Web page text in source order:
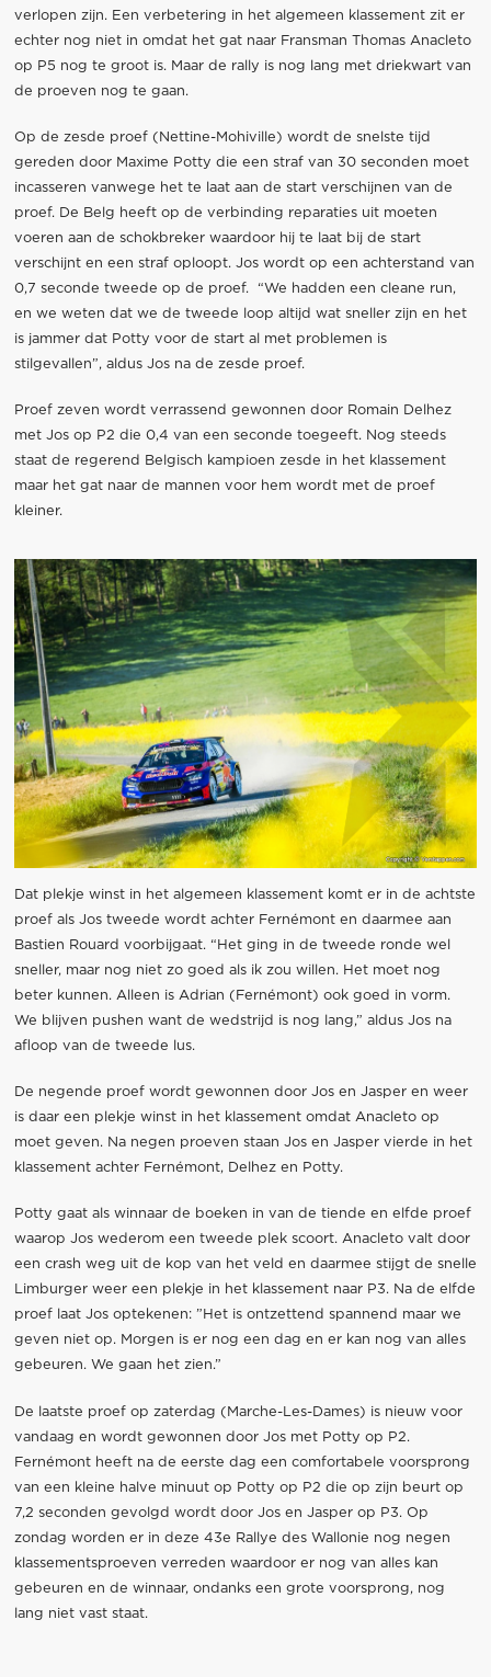
verlopen zijn. Een verbetering in het algemeen klassement zit er
echter nog niet in omdat het gat naar Fransman Thomas Anacleto
op P5 nog te groot is. Maar de rally is nog lang met driekwart van
de proeven nog te gaan.
Op de zesde proef (Nettine-Mohiville) wordt de snelste tijd
gereden door Maxime Potty die een straf van 30 seconden moet
incasseren vanwege het te laat aan de start verschijnen van de
proef. De Belg heeft op de verbinding reparaties uit moeten
voeren aan de schokbreker waardoor hij te laat bij de start
verschijnt en een straf oploopt. Jos wordt op een achterstand van
0,7 seconde tweede op de proef. “We hadden een cleane run,
en we weten dat we de tweede loop altijd wat sneller zijn en het
is jammer dat Potty voor de start al met problemen is
stilgevallen”, aldus Jos na de zesde proef.
Proef zeven wordt verrassend gewonnen door Romain Delhez
met Jos op P2 die 0,4 van een seconde toegeeft. Nog steeds
staat de regerend Belgisch kampioen zesde in het klassement
maar het gat naar de mannen voor hem wordt met de proef
kleiner.
Dat plekje winst in het algemeen klassement komt er in de achtste
proef als Jos tweede wordt achter Fernémont en daarmee aan
Bastien Rouard voorbijgaat. “Het ging in de tweede ronde wel
sneller, maar nog niet zo goed als ik zou willen. Het moet nog
beter kunnen. Alleen is Adrian (Fernémont) ook goed in vorm.
We blijven pushen want de wedstrijd is nog lang,” aldus Jos na
afloop van de tweede lus.
De negende proef wordt gewonnen door Jos en Jasper en weer
is daar een plekje winst in het klassement omdat Anacleto op
moet geven. Na negen proeven staan Jos en Jasper vierde in het
klassement achter Fernémont, Delhez en Potty.
Potty gaat als winnaar de boeken in van de tiende en elfde proef
waarop Jos wederom een tweede plek scoort. Anacleto valt door
een crash weg uit de kop van het veld en daarmee stijgt de snelle
Limburger weer een plekje in het klassement naar P3. Na de elfde
proef laat Jos optekenen: ”Het is ontzettend spannend maar we
geven niet op. Morgen is er nog een dag en er kan nog van alles
gebeuren. We gaan het zien.”
De laatste proef op zaterdag (Marche-Les-Dames) is nieuw voor
vandaag en wordt gewonnen door Jos met Potty op P2.
Fernémont heeft na de eerste dag een comfortabele voorsprong
van een kleine halve minuut op Potty op P2 die op zijn beurt op
7,2 seconden gevolgd wordt door Jos en Jasper op P3. Op
zondag worden er in deze 43e Rallye des Wallonie nog negen
klassementsproeven verreden waardoor er nog van alles kan
gebeuren en de winnaar, ondanks een grote voorsprong, nog
lang niet vast staat.